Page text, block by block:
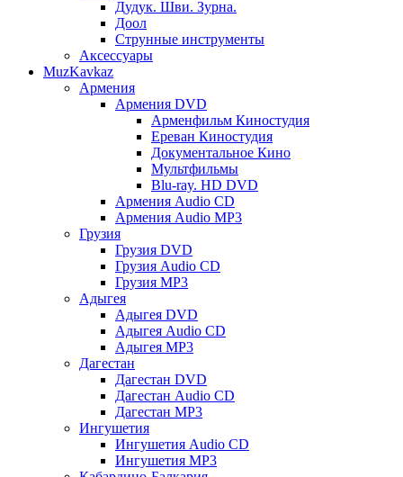
Дудук. Шви. Зурна.
Доол
Струнные инструменты
Аксессуары
MuzKavkaz
Армения
Армения DVD
Арменфильм Киностудия
Ереван Киностудия
Документальное Кино
Мультфильмы
Blu-ray. HD DVD
Армения Audio CD
Армения Audio MP3
Грузия
Грузия DVD
Грузия Audio CD
Грузия MP3
Адыгея
Адыгея DVD
Адыгея Audio CD
Адыгея MP3
Дагестан
Дагестан DVD
Дагестан Audio CD
Дагестан MP3
Ингушетия
Ингушетия Audio CD
Ингушетия MP3